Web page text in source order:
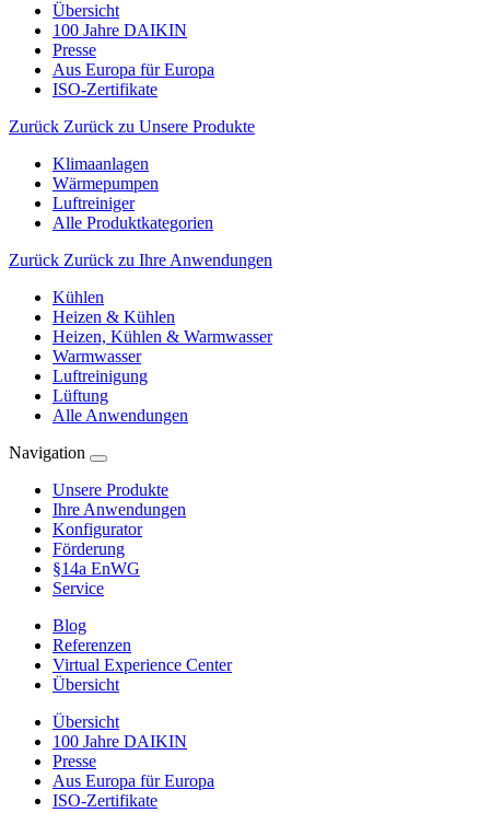
Übersicht
100 Jahre DAIKIN
Presse
Aus Europa für Europa
ISO-Zertifikate
Zurück Zurück zu Unsere Produkte
Klimaanlagen
Wärmepumpen
Luftreiniger
Alle Produktkategorien
Zurück Zurück zu Ihre Anwendungen
Kühlen
Heizen & Kühlen
Heizen, Kühlen & Warmwasser
Warmwasser
Luftreinigung
Lüftung
Alle Anwendungen
Navigation
Unsere Produkte
Ihre Anwendungen
Konfigurator
Förderung
§14a EnWG
Service
Blog
Referenzen
Virtual Experience Center
Übersicht
Übersicht
100 Jahre DAIKIN
Presse
Aus Europa für Europa
ISO-Zertifikate